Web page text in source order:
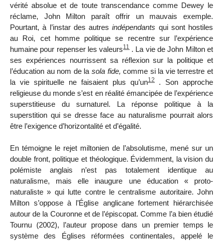
vérité absolue et de toute transcendance comme Dewey le
réclame, John Milton paraît offrir un mauvais exemple.
Pourtant, à l’instar des autresindépendants qui sont hostiles
au Roi, cet homme politique se recentre sur l’expérience
humaine pour repenser les valeurs11 . La vie de John Milton et
ses expériences nourrissent sa réflexion sur la politique et
l’éducation au nom de la sola fide,comme si la vie terrestre et
la vie spirituelle ne faisaient plus qu’un12
. Son approche
religieusedu monde s’est en réalité émancipée de l’expérience
superstitieuse du surnaturel. La réponse politique à la
superstition qui se dresse face au naturalisme pourrait alors
être l’exigence d’horizontalité et d’égalité.
En témoigne le rejet miltonien de l’absolutisme, mené sur un
double front, politique et théologique. Évidemment, la vision du
polémiste anglais n’est pas totalement identique au
naturalisme, mais elle inaugure une éducation « proto-
naturaliste » qui lutte contre le centralisme autoritaire. John
Milton s’oppose à l’Église anglicane fortement hiérarchisée
autour de la Couronne et de l’épiscopat. Comme l’a bien étudié
Tournu (2002), l’auteur propose dans un premier temps le
système des Églises réformées continentales, appelé le